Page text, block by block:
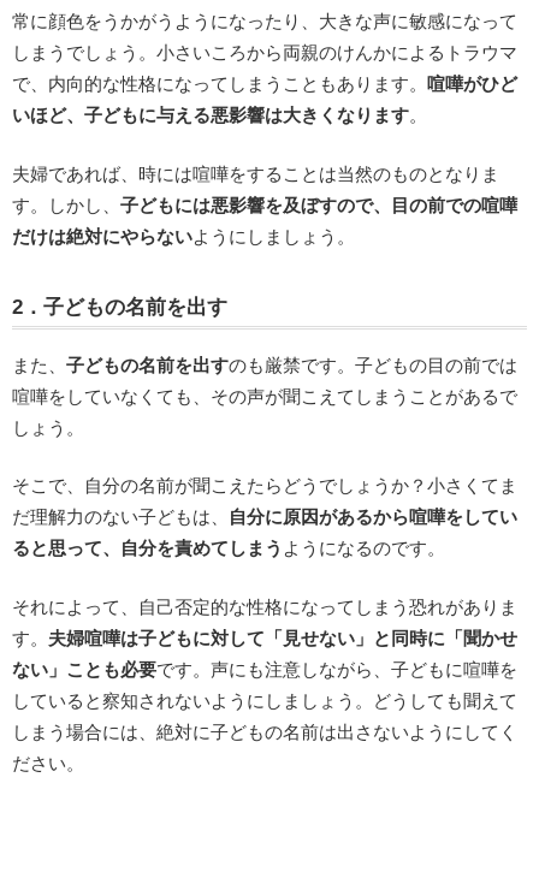
常に顔色をうかがうようになったり、大きな声に敏感になって
しまうでしょう。小さいころから両親のけんかによるトラウマ
で、内向的な性格になってしまうこともあります。 喧嘩がひど
いほど、子どもに与える悪影響は大きくなります。
夫婦であれば、時には喧嘩をすることは当然のものとなりま
す。しかし、 子どもには悪影響を及ぼすので、目の前での喧嘩
だけは絶対にやらないようにしましょう。
2．子どもの名前を出す
また、 子どもの名前を出すのも厳禁です。子どもの目の前では
喧嘩をしていなくても、その声が聞こえてしまうことがあるで
しょう。
そこで、自分の名前が聞こえたらどうでしょうか？小さくてま
だ理解力のない子どもは、
自分に原因があるから喧嘩をしてい
ると思って、自分を責めてしまう ようになるのです。
それによって、自己否定的な性格になってしまう恐れがありま
す。 夫婦喧嘩は子どもに対して「見せない」と同時に「聞かせ
ない」ことも必要です。声にも注意しながら、子どもに喧嘩を
していると察知されないようにしましょう。どうしても聞えて
しまう場合には、絶対に子どもの名前は出さないようにしてく
ださい。